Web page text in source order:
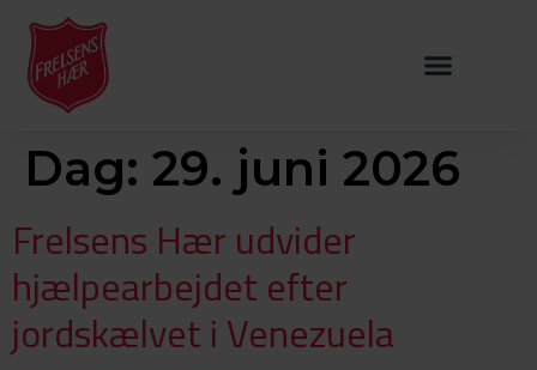
Dag: 29. juni 2026
Frelsens Hær udvider
hjælpearbejdet efter
jordskælvet i Venezuela